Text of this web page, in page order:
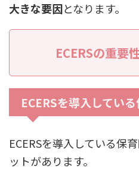
大きな要因となります。
ECERSの重要
ECERSを導入してい
ECERSを導入している保
ットがあります。